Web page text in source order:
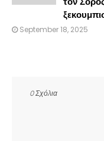
September 18, 2025
0 Σχόλια